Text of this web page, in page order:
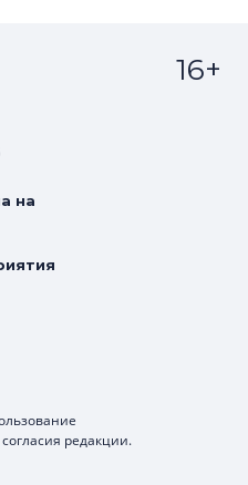
16+
на
редакции.